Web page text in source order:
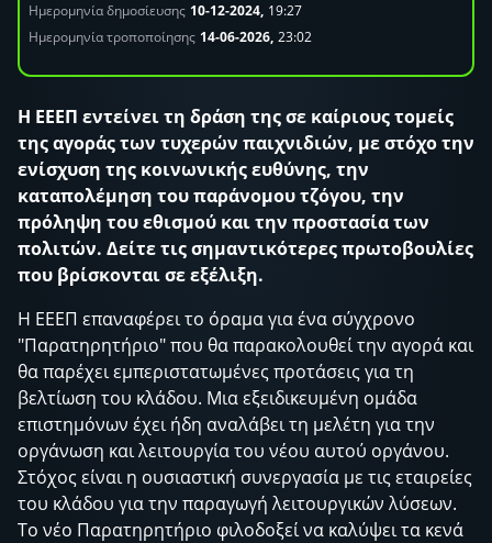
Ημερομηνία δημοσίευσης 10-12-2024, 19:27
Ημερομηνία τροποποίησης 14-06-2026, 23:02
Η ΕΕΕΠ εντείνει τη δράση της σε καίριους τομείς
της αγοράς των τυχερών παιχνιδιών, με στόχο την
ενίσχυση της κοινωνικής ευθύνης, την
καταπολέμηση του παράνομου τζόγου, την
πρόληψη του εθισμού και την προστασία των
πολιτών. Δείτε τις σημαντικότερες πρωτοβουλίες
που βρίσκονται σε εξέλιξη.
Η ΕΕΕΠ επαναφέρει το όραμα για ένα σύγχρονο
"Παρατηρητήριο" που θα παρακολουθεί την αγορά και
θα παρέχει εμπεριστατωμένες προτάσεις για τη
βελτίωση του κλάδου. Μια εξειδικευμένη ομάδα
επιστημόνων έχει ήδη αναλάβει τη μελέτη για την
οργάνωση και λειτουργία του νέου αυτού οργάνου.
Στόχος είναι η ουσιαστική συνεργασία με τις εταιρείες
του κλάδου για την παραγωγή λειτουργικών λύσεων.
Το νέο Παρατηρητήριο φιλοδοξεί να καλύψει τα κενά